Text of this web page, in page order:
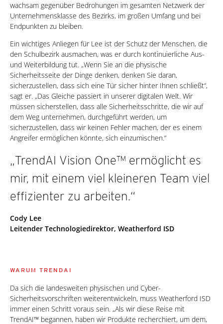
wachsam gegenüber Bedrohungen im gesamten Netzwerk der
Unternehmensklasse des Bezirks, im großen Umfang und bei
Endpunkten zu bleiben.
Ein wichtiges Anliegen für Lee ist der Schutz der Menschen, die
den Schulbezirk ausmachen, was er durch kontinuierliche Aus-
und Weiterbildung tut. „Wenn Sie an die physische
Sicherheitsseite der Dinge denken, denken Sie daran,
sicherzustellen, dass sich eine Tür sicher hinter Ihnen schließt“,
sagt er. „Das Gleiche passiert in unserer digitalen Welt. Wir
müssen sicherstellen, dass alle Sicherheitsschritte, die wir auf
dem Weg unternehmen, durchgeführt werden, um
sicherzustellen, dass wir keinen Fehler machen, der es einem
Angreifer ermöglichen könnte, sich einzumischen.“
„TrendAI Vision One™ ermöglicht es
mir, mit einem viel kleineren Team viel
effizienter zu arbeiten.“
Cody Lee
Leitender Technologiedirektor, Weatherford ISD
WARUM TRENDAI
Da sich die landesweiten physischen und Cyber-
Sicherheitsvorschriften weiterentwickeln, muss Weatherford ISD
immer einen Schritt voraus sein. „Als wir diese Reise mit
TrendAI™ begannen, haben wir Produkte recherchiert, um dem,